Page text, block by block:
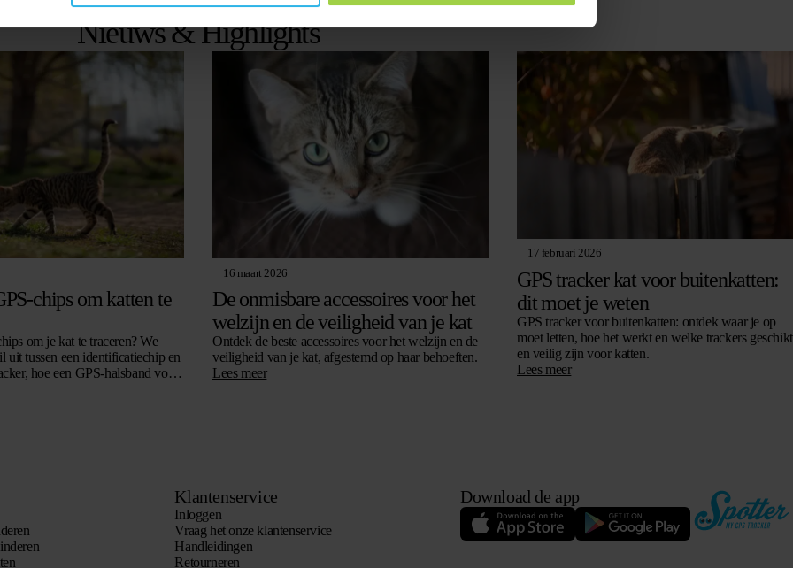
Nieuws & Highlights
chips om katten te
om je kat te traceren? We
uit tussen een identificatiechip en
hoe een GPS-halsband voor
zonder abonnement kan en waar
16 maart 2026
De onmisbare accessoires voor het
welzijn en de veiligheid van je kat
Ontdek de beste accessoires voor het welzijn en de
veiligheid van je kat, afgestemd op haar behoeften.
Lees meer
17 februari 2026
GPS tracker kat voor buitenkatten:
dit moet je weten
GPS tracker voor buitenkatten: ontdek waar je op
moet letten, hoe het werkt en welke trackers geschikt
en veilig zijn voor katten.
Lees meer
Klantenservice
Inloggen
Vraag het onze klantenservice
Handleidingen
Retourneren
Download de app